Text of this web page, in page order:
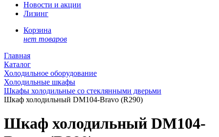
Новости и акции
Лизинг
Корзина
нет товаров
Главная
Каталог
Холодильное оборудование
Холодильные шкафы
Шкафы холодильные со стеклянными дверьми
Шкаф холодильный DM104-Bravo (R290)
Шкаф холодильный DM104-